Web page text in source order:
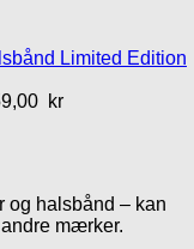
Limited Edition
kr
og halsbånd – kan
mærker.